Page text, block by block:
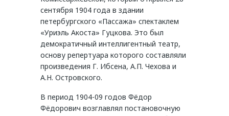
сентября 1904 года в здании
петербургского «Пассажа» спектаклем
«Уриэль Акоста» Гуцкова. Это был
демократичный интеллигентный театр,
основу репертуара которого составляли
произведения Г. Ибсена, А.П. Чехова и
А.Н. Островского.
В период 1904-09 годов Фёдор
Фёдорович возглавлял постановочную